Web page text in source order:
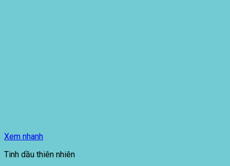
Xem nhanh
Tinh dầu thiên nhiên